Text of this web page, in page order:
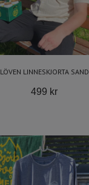
LÖVEN LINNESKJORTA SAND
499 kr